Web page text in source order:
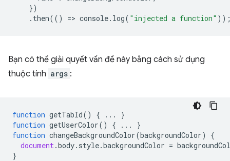
})
. then(() => console. log( "injected a function"
Bạn có thể giải quyết vấn đề này bằng cách sử dụng
thuộc tính args :
function getTabId() { ...
}
function getUserColor() { ...
}
function changeBackgroundColor(backgroundColor)
{
document.body. style.backgroundColor =
}